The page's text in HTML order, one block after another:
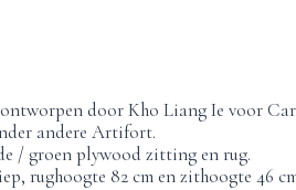
door Kho Liang Ie voor
andere Artifort.
/ groen plywood zitting en rug.
rughoogte 82 cm en zithoogte 46